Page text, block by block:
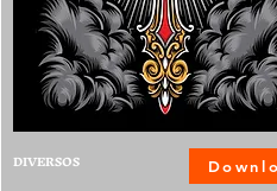
DIVERSOS